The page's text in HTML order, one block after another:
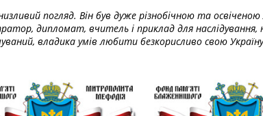
погляд. Він був дуже різнобічною та
дипломат, вчитель і приклад для
владика умів любити безкорисливо свою Україну